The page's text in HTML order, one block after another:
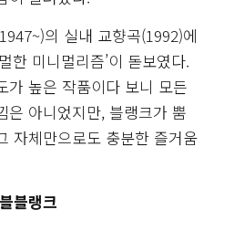
의 실내 교향곡(1992)에
한 미니멀리즘’이 돋보였다.
가 높은 작품이다 보니 모든
은 아니었지만, 블랭크가 뿜
자체만으로도 충분한 즐거움
블랭크